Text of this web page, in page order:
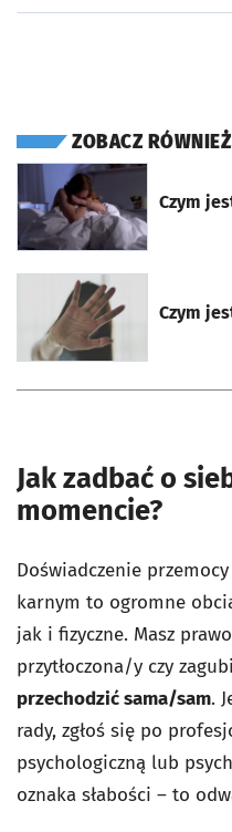
ZOBACZ RÓWNIEŻ
Czym
otworzy się w nowej karcie
Czym
otworzy się w nowej karcie
Jak zadbać o
momencie?
Doświadczenie
karnym to ogromne
jak i fizyczne. Masz
przytłoczona/y czy
przechodzić sama/sam.
rady, zgłoś się po
psychologiczną lub
oznaka słabości – to